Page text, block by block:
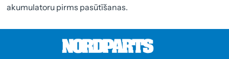
akumulatoru pirms pasūtīšanas.